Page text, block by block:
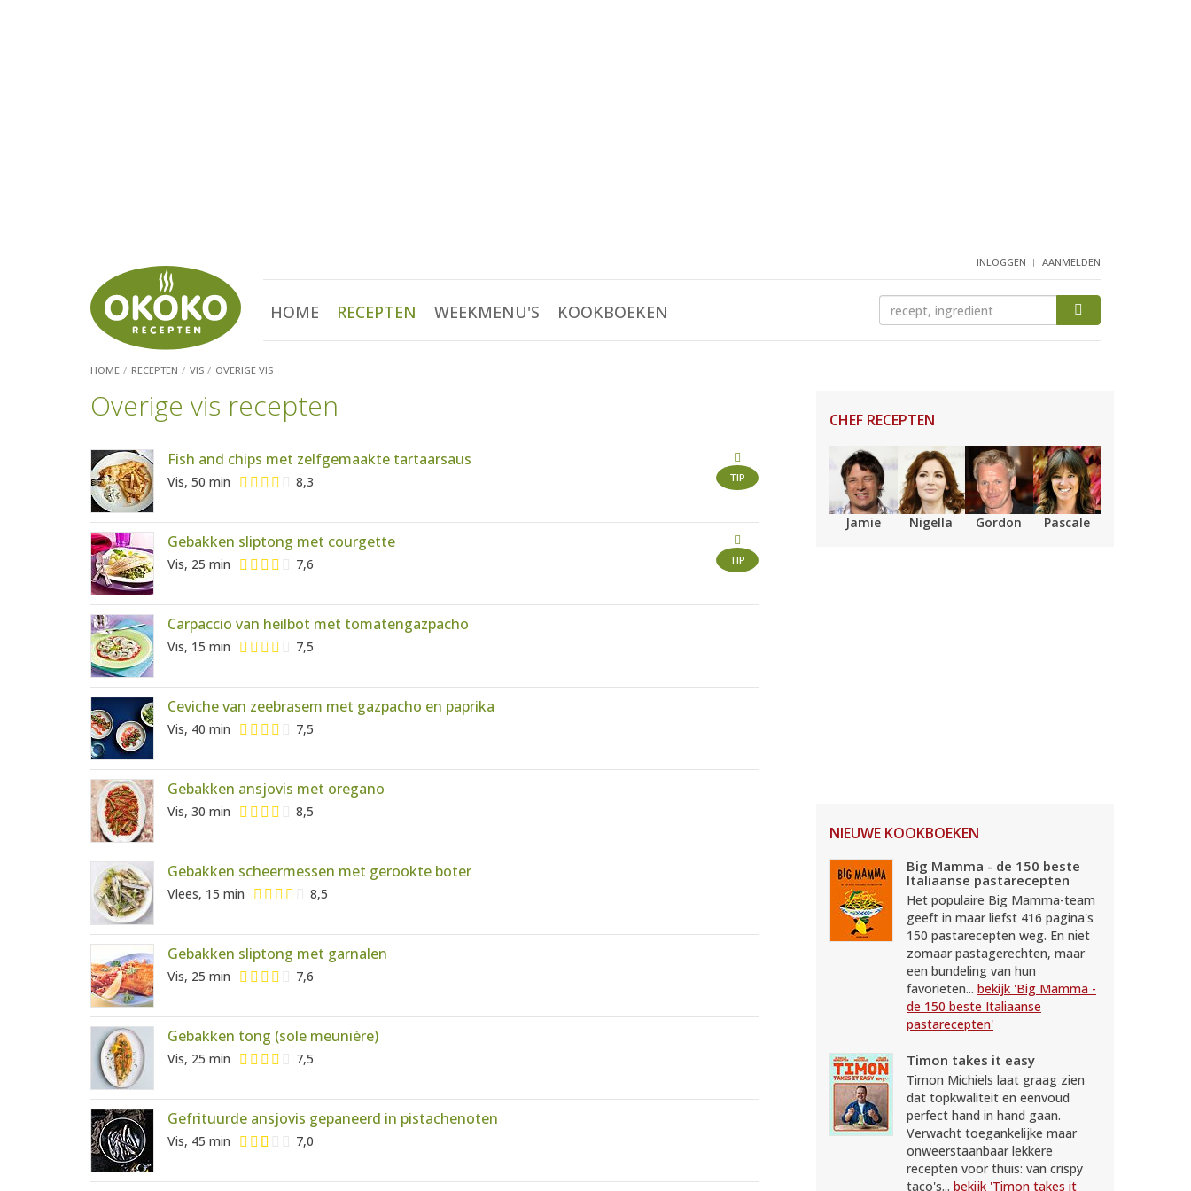
INLOGGEN AANMELDEN
HOME RECEPTEN WEEKMENU'S KOOKBOEKEN
HOME RECEPTEN VIS OVERIGE VIS
Overige vis recepten
TIP
Fish and chips met zelfgemaakte tartaarsaus
Vis, 50 min 8,3
TIP
Gebakken sliptong met courgette
Vis, 25 min 7,6
Carpaccio van heilbot met tomatengazpacho
Vis, 15 min 7,5
Ceviche van zeebrasem met gazpacho en paprika
Vis, 40 min 7,5
Gebakken ansjovis met oregano
Vis, 30 min 8,5
Gebakken scheermessen met gerookte boter
Vlees, 15 min 8,5
Gebakken sliptong met garnalen
Vis, 25 min 7,6
Gebakken tong (sole meunière)
Vis, 25 min 7,5
Gefrituurde ansjovis gepaneerd in pistachenoten
Vis, 45 min 7,0
CHEF RECEPTEN
Jamie Nigella Gordon Pascale
NIEUWE KOOKBOEKEN
Big Mamma - de 150 beste
Italiaanse pastarecepten
Het populaire Big Mamma-team
geeft in maar liefst 416 pagina's
150 pastarecepten weg. En niet
zomaar pastagerechten, maar
een bundeling van hun
favorieten... bekijk 'Big Mamma -
de 150 beste Italiaanse
pastarecepten'
Timon takes it easy
Timon Michiels laat graag zien
dat topkwaliteit en eenvoud
perfect hand in hand gaan.
Verwacht toegankelijke maar
onweerstaanbaar lekkere
recepten voor thuis: van crispy
taco's... bekijk 'Timon takes it